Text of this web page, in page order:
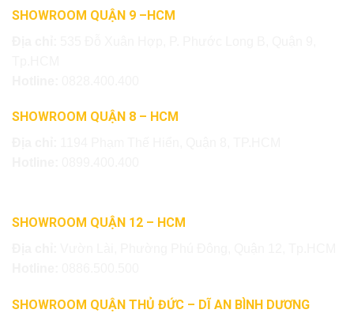
SHOWROOM QUẬN 9 –HCM
SHOWROOM QUẬN 8 – HCM
SHOWROOM QUẬN 12 – HCM
SHOWROOM QUẬN THỦ ĐỨC – DĨ AN BÌNH DƯƠNG